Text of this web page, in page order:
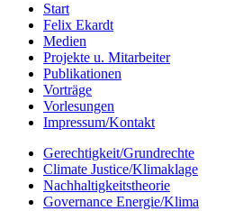
Start
Felix Ekardt
Medien
Projekte u. Mitarbeiter
Publikationen
Vorträge
Vorlesungen
Impressum/Kontakt
Gerechtigkeit/Grundrechte
Climate Justice/Klimaklage
Nachhaltigkeitstheorie
Governance Energie/Klima